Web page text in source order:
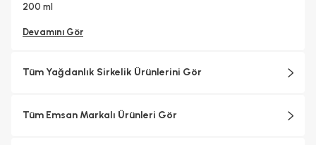
200 ml
Devamını Gör
Tüm Yağdanlık Sirkelik Ürünlerini Gör
Tüm Emsan Markalı Ürünleri Gör